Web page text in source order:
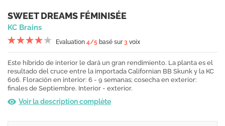
SWEET DREAMS FÉMINISÉE
KC Brains
Evaluation 4/5 basé sur3 voix
Este híbrido de interior le dará un gran rendimiento. La planta es el
resultado del cruce entre la importada Californian BB Skunk y la KC
606. Floración en interior: 6 - 9 semanas; cosecha en exterior:
finales de Septiembre. Interior - exterior.
Voir la description complète